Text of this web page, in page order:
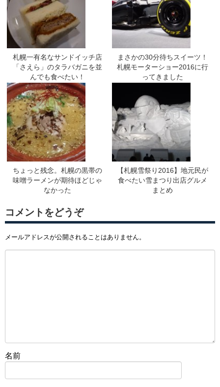
札幌一有名なサンドイッチ店
「さえら」のタラバガニを並
んでも食べたい！
まさかの30分待ちスイーツ！
札幌モーターショー2016に行
ってきました
ちょっと残念。札幌の黒帯の
味噌ラーメンが期待ほどじゃ
なかった
【札幌雪祭り2016】地元民が
食べたい雪まつり出店グルメ
まとめ
コメントをどうぞ
メールアドレスが公開されることはありません。
名前